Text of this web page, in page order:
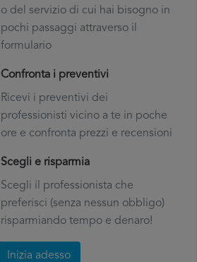
o del servizio di cui hai bisogno in
pochi passaggi attraverso il
formulario
Confronta i preventivi
Ricevi i preventivi dei
professionisti vicino a te in poche
ore e confronta prezzi e recensioni
Scegli e risparmia
Scegli il professionista che
preferisci (senza nessun obbligo)
risparmiando tempo e denaro!
Inizia adesso